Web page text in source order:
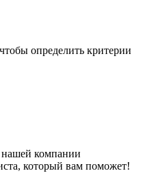
определить критерии
нашей компании
который вам поможет!